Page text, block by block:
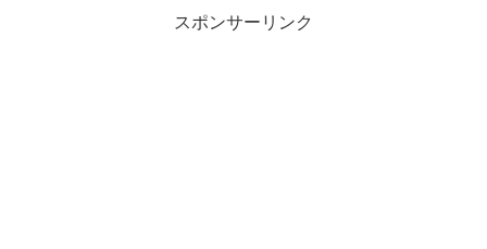
スポンサーリンク